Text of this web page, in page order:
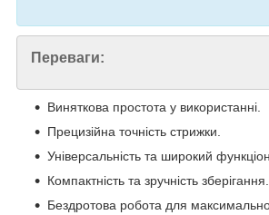
Переваги:
Виняткова простота у використанні.
Прецизійна точність стрижки.
Універсальність та широкий
Компактність та зручність зберігання.
Бездротова робота для